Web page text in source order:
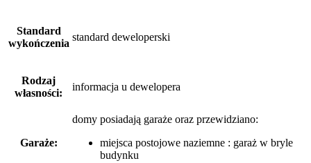
Standard
wykończenia
standard deweloperski
Rodzaj
własności:
informacja u dewelopera
Garaże:
domy posiadają garaże oraz przewidziano:
miejsca postojowe naziemne : garaż w bryle
budynku